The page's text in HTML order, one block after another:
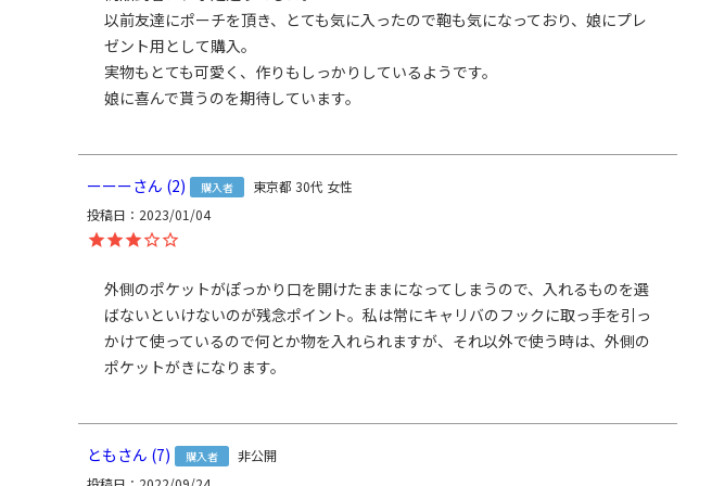
の両サイドはオープンポケットになっており、底までよく見えて出し入れのしやすさ
がポイントです。更に、前面外側には縦長のポケットもあるのでスマホやアイコスな
どの小物を入れておくのに便利です。 ハンドバッグ仕様にもなる便利な持ち手付き。
※ショルダーベルトは取り外し可能。
SERIES
＜コーデュラ(R) re/cor(TM)(レコー)＞コーデュラ（R）糸と再生PETのリサイクル糸
をミックスした、軽量で堅牢度に優れたエコなファブリックで作られています。さら
にテフロン（R）加工が施されているので、高性能の撥水、防汚機能も兼ね備えてい
＜MONTANA＞特殊加工された強度の高いATYと呼ばれる糸を使用しています。ATY糸
は軽量で耐摩耗性が高く、速乾性にも優れており、世界中の有名スポーツブランドに
も採用されています。ほんのり光沢感のあるナイロン生地は、糸が持つランダムな濃
淡でほんのり色ムラ感があるのが特徴です。引き裂けや摩擦への強度も高く、また、
以前友達にポーチを頂き、とても気に入ったので鞄も気になっており、娘にプレ
ゼント用として購入。
実物もとても可愛く、作りもしっかりしているようです。
娘に喜んで貰うのを期待しています。
ーーー 2 購入者 東京都 30代 女性
投稿日
2023/01/04
外側のポケットがぽっかり口を開けたままになってしまうので、入れるものを選
ばないといけないのが残念ポイント。私は常にキャリバのフックに取っ手を引っ
かけて使っているので何とか物を入れられますが、それ以外で使う時は、外側の
ポケットがきになります。
とも 7 購入者
非公開